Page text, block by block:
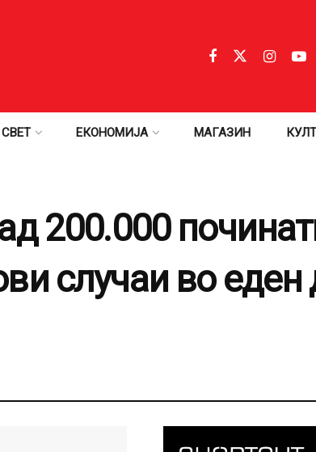
СВЕТ ЕКОНОМИЈА МАГАЗИН
200.000
случаи во еден